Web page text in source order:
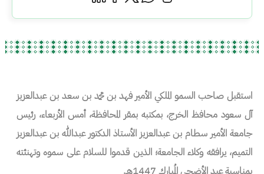
استقبل صاحب السمو الملكي الأمير فهد بن محمد بن سعد بن عبدالعزيز
آل سعود محافظ الخرج، بمكتبه بمقر المحافظة، أمس الأربعاء، رئيس
جامعة الأمير سطام بن عبدالعزيز الأستاذ الدكتور عبدالله بن عبدالعزيز
التميم، يرافقه وكلاء الجامعة؛ الذين قدموا للسلام على سموه وتهنئته
بمناسبة عيد الأضحى المُبارك 1447هـ.